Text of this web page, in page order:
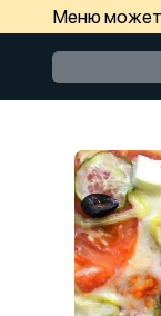
Меню может